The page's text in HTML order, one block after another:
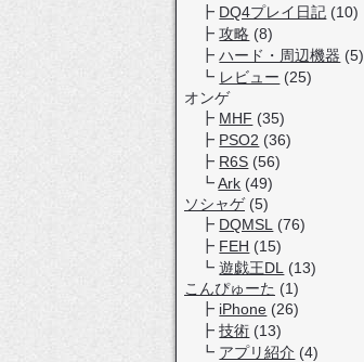
DQ4プレイ日記 (10)
攻略 (8)
ハード・周辺機器 (5)
レビュー (25)
オンゲ
MHF (35)
PSO2 (36)
R6S (56)
Ark (49)
ソシャゲ(5)
DQMSL
(76)
FEH (15)
遊戯王DL
(13)
こんぴゅーた (1)
iPhone (26)
技術 (13)
アプリ紹介 (4)